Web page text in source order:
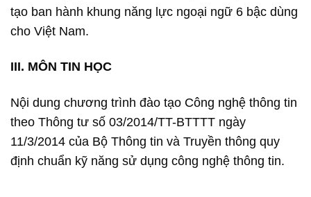
tạo ban hành khung năng lực ngoại ngữ 6 bậc dùng
cho Việt Nam.
III. MÔN TIN HỌC
Nội dung chương trình đào tạo Công nghệ thông tin
theo Thông tư số 03/2014/TT-BTTTT ngày
11/3/2014 của Bộ Thông tin và Truyền thông quy
định chuẩn kỹ năng sử dụng công nghệ thông tin.